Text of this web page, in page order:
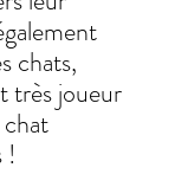
chats,
très joueur
!